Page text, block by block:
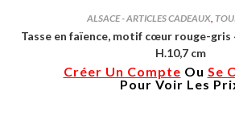
ALSACE - ARTICLES CADEAUX,
Tasse en faïence, motif cœur rouge-gris
H.10,7 cm
Créer Un Compte Ou Se
Pour Voir Les